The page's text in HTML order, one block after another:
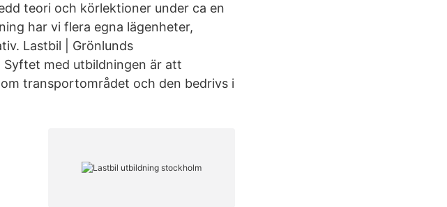
teori och körlektioner under ca en
har vi flera egna lägenheter,
Lastbil | Grönlunds
Syftet med utbildningen är att
transportområdet och den bedrivs i